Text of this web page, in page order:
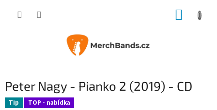
Peter Nagy - Pianko 2 (2019) - CD
Tip TOP - nabídka